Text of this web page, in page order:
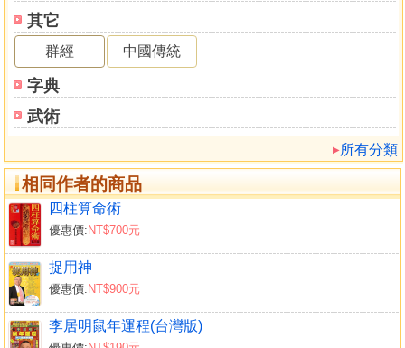
其它
群經 中國傳統
字典
武術
所有分類
相同作者的商品
四柱算命術
優惠價: NT$700元
捉用神
優惠價: NT$900元
李居明鼠年運程(台灣版)